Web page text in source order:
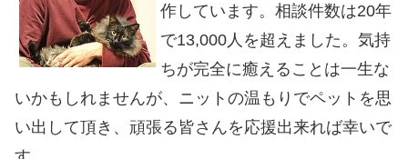
作しています。相談件数は20年
で13,000人を超えました。気持
ちが完全に癒えることは一生な
いかもしれませんが、ニットの温もりでペットを思
い出して頂き、頑張る皆さんを応援出来れば幸いで